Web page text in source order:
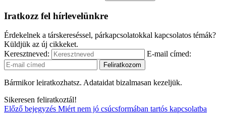
Iratkozz fel hírlevelünkre
Érdekelnek a társkereséssel, párkapcsolatokkal kapcsolatos témák?
Küldjük az új cikkeket.
Keresztneved:
E-mail címed:
Bármikor leiratkozhatsz. Adataidat bizalmasan kezeljük.
Sikeresen feliratkoztál!
Előző bejegyzés Miért nem jó csúcsformában tartós kapcsolatba